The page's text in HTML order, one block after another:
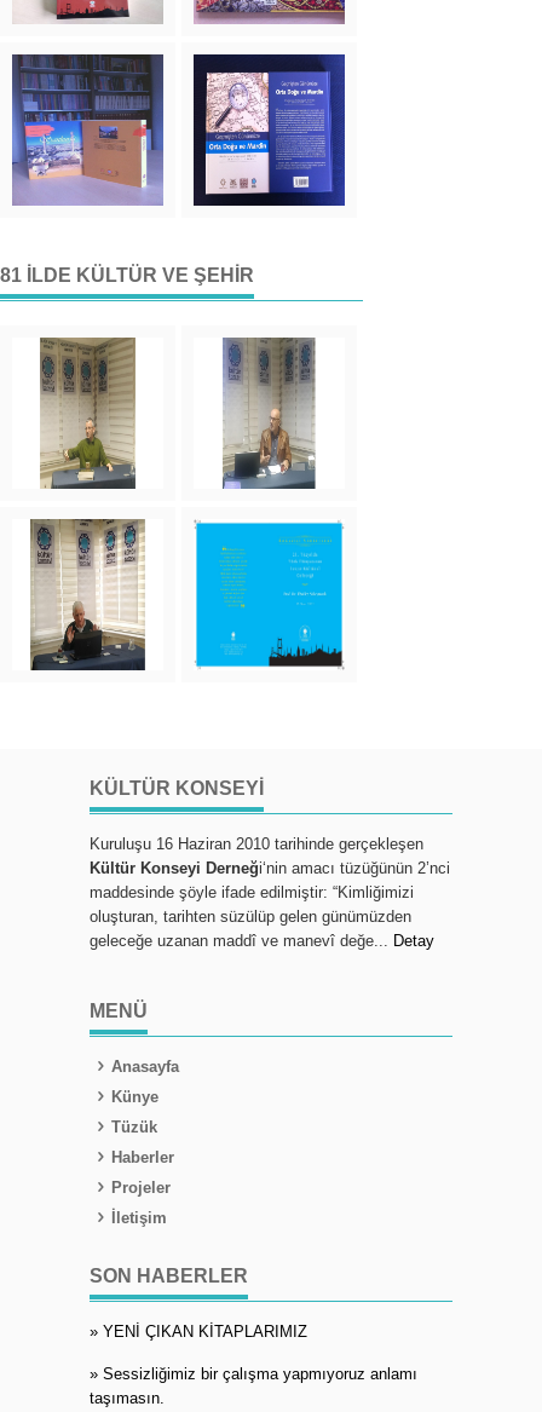
81 İLDE KÜLTÜR VE ŞEHIR
KÜLTÜR KONSEYI
Kuruluşu 16 Haziran 2010 tarihinde gerçekleşen
Kültür Konseyi Derneği‘nin amacı tüzüğünün 2’nci
maddesinde şöyle ifade edilmiştir: “Kimliğimizi
oluşturan, tarihten süzülüp gelen günümüzden
geleceğe uzanan maddî ve manevî değe... Detay
MENÜ
Anasayfa
Künye
Tüzük
Haberler
Projeler
İletişim
SON HABERLER
» YENİ ÇIKAN KİTAPLARIMIZ
» Sessizliğimiz bir çalışma yapmıyoruz anlamı
taşımasın.